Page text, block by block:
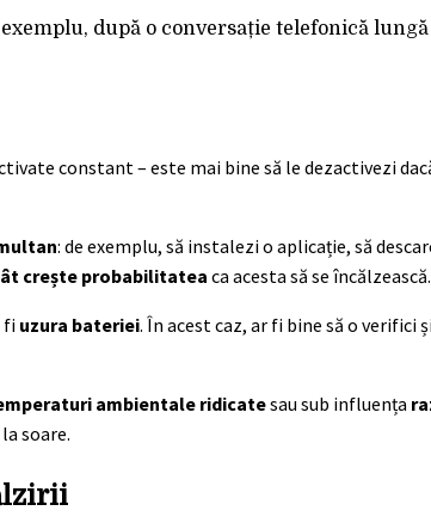
după o conversație telefonică
constant – este mai bine să le dezactivezi
: de exemplu, să instalezi o aplicație, să
crește probabilitatea ca acesta să se încălzească.
fiuzura bateriei. În acest caz, ar fi bine să o verifici
ambientale ridicatesau sub influența
soare.